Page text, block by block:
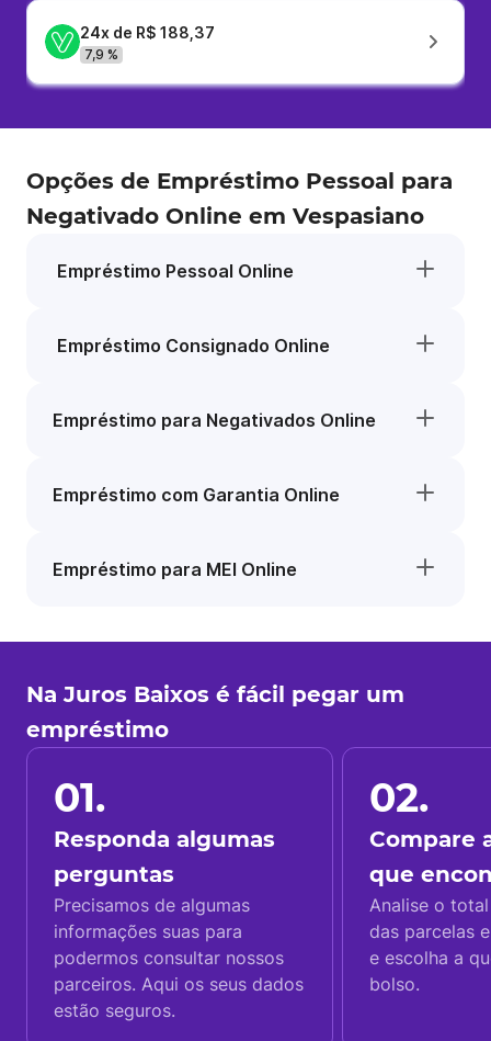
24x de R$ 188,37
7,9 %
Opções de Empréstimo Pessoal para
Negativado Online em Vespasiano
Empréstimo Pessoal Online
Empréstimo Consignado Online
Empréstimo para Negativados Online
Empréstimo com Garantia Online
Empréstimo para MEI Online
Na Juros Baixos é fácil pegar um
empréstimo
01.
Responda algumas
perguntas
Precisamos de algumas
informações suas para
podermos consultar nossos
parceiros. Aqui os seus dados
estão seguros.
02.
Compare
que
Analise o
das parcelas
e escolha a
bolso.